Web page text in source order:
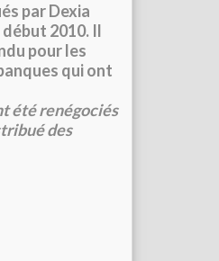
par Dexia
2010. Il
pour les
qui ont
été renégociés
des